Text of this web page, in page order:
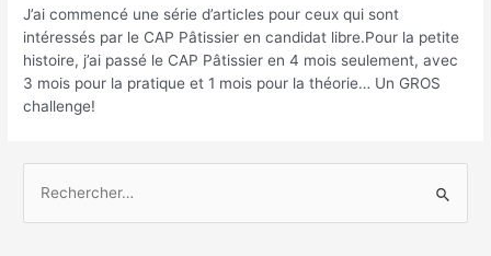
J’ai commencé une série d’articles pour ceux qui sont
intéressés par le CAP Pâtissier en candidat libre.Pour la petite
histoire, j’ai passé le CAP Pâtissier en 4 mois seulement, avec
3 mois pour la pratique et 1 mois pour la théorie… Un GROS
challenge!